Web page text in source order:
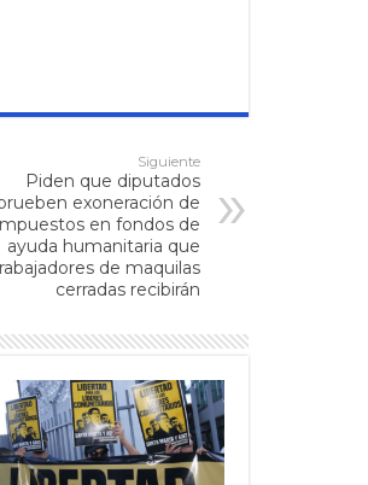
Siguiente
Piden que diputados
exoneración de
en fondos de
ayuda humanitaria que
de maquilas
cerradas recibirán